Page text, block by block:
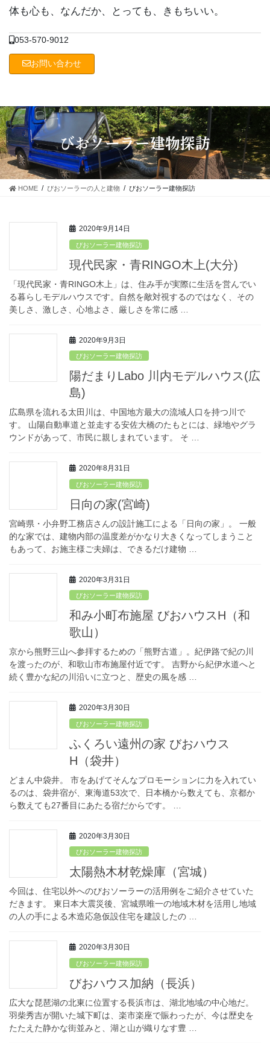
移
動
体も心も、なんだか、とっても、きもちいい。
053-570-9012
お問い合わせ
びおソーラー建物探訪
HOME びおソーラーの人と建物 びおソーラー建物探訪
2020年9月14日
びおソーラー建物探訪
現代民家・青RINGO木上(大分)
「現代民家・青RINGO木上」は、住み手が実際に生活を営んでい
る暮らしモデルハウスです。自然を敵対視するのではなく、その
美しさ、激しさ、心地よさ、厳しさを常に感 …
2020年9月3日
びおソーラー建物探訪
陽だまりLabo 川内モデルハウス(広
島)
広島県を流れる太田川は、中国地方最大の流域人口を持つ川で
す。 山陽自動車道と並走する安佐大橋のたもとには、緑地やグラ
ウンドがあって、市民に親しまれています。 そ …
2020年8月31日
びおソーラー建物探訪
日向の家(宮崎)
宮崎県・小弁野工務店さんの設計施工による「日向の家」。 一般
的な家では、建物内部の温度差がかなり大きくなってしまうこと
もあって、お施主様ご夫婦は、できるだけ建物 …
2020年3月31日
びおソーラー建物探訪
和み小町布施屋 びおハウスH（和
歌山）
京から熊野三山へ参拝するための「熊野古道」。紀伊路で紀の川
を渡ったのが、和歌山市布施屋付近です。 吉野から紀伊水道へと
続く豊かな紀の川沿いに立つと、歴史の風を感 …
2020年3月30日
びおソーラー建物探訪
ふくろい遠州の家 びおハウス
H（袋井）
どまん中袋井。 市をあげてそんなプロモーションに力を入れてい
るのは、袋井宿が、東海道53次で、日本橋から数えても、京都か
ら数えても27番目にあたる宿だからです。 …
2020年3月30日
びおソーラー建物探訪
太陽熱木材乾燥庫（宮城）
今回は、住宅以外へのびおソーラーの活用例をご紹介させていた
だきます。 東日本大震災後、宮城県唯一の地域木材を活用し地域
の人の手による木造応急仮設住宅を建設したの …
2020年3月30日
びおソーラー建物探訪
びおハウス加納（長浜）
広大な琵琶湖の北東に位置する長浜市は、湖北地域の中心地だ。
羽柴秀吉が開いた城下町は、楽市楽座で賑わったが、今は歴史を
たたえた静かな街並みと、湖と山が織りなす豊 …